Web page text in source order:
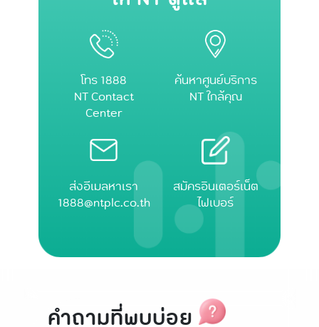
โทร 1888
NT Contact
Center
ค้นหาศูนย์บริการ
NT ใกล้คุณ
ส่งอีเมลหาเรา
1888@ntplc.co.th
สมัครอินเตอร์เน็ต
ไฟเบอร์
คำถามที่พบบ่อย